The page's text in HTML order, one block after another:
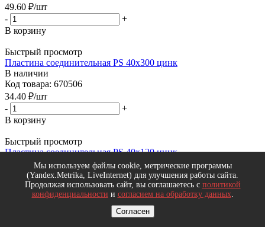
49.60 ₽/шт
-
+
В корзину
Быстрый просмотр
Пластина соединительная PS 40x300 цинк
В наличии
Код товара: 670506
34.40 ₽/шт
-
+
В корзину
Быстрый просмотр
Пластина соединительная PS 40x120 цинк
В наличии
Код товара: 684992
13.60₽/шт
+
Мы используем файлы cookie, метрические программы
(Yandex.Metrika, LiveInternet) для улучшения работы сайта.
Продолжая использовать сайт, вы соглашаетесь с политикой
конфиденциальности и согласием на обработку данных.
Согласен